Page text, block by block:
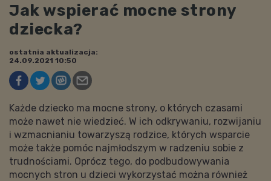
Jak wspierać mocne strony
dziecka?
ostatnia aktualizacja:
24.09.2021 10:50
Każde dziecko ma mocne strony, o których czasami
może nawet nie wiedzieć. W ich odkrywaniu, rozwijaniu
i wzmacnianiu towarzyszą rodzice, których wsparcie
może także pomóc najmłodszym w radzeniu sobie z
trudnościami. Oprócz tego, do podbudowywania
mocnych stron u dzieci wykorzystać można również